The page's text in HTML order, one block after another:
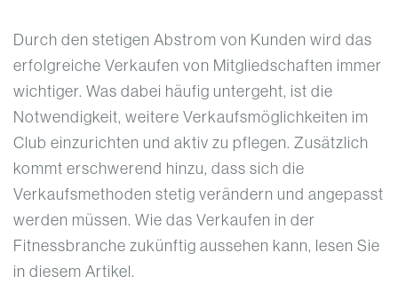
Durch den stetigen Abstrom von Kunden wird das
erfolgreiche Verkaufen von Mitgliedschaften immer
wichtiger. Was dabei häufig untergeht, ist die
Notwendigkeit, weitere Verkaufsmöglichkeiten im
Club einzurichten und aktiv zu pflegen. Zusätzlich
kommt erschwerend hinzu, dass sich die
Verkaufsmethoden stetig verändern und angepasst
werden müssen. Wie das Verkaufen in der
Fitnessbranche zukünftig aussehen kann, lesen Sie
in diesem Artikel.